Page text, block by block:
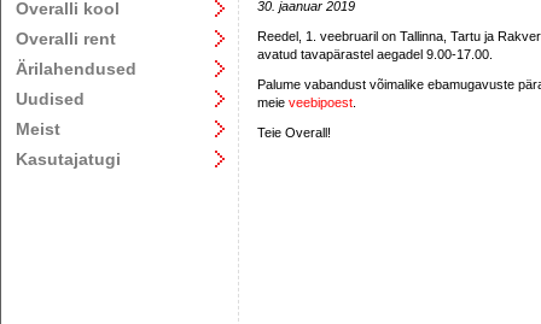
Overalli kool
Overalli rent
Ärilahendused
Uudised
Meist
Kasutajatugi
30. jaanuar 2019
Reedel, 1. veebruaril on Tallinna, Tartu ja
avatud tavapärastel aegadel 9.00-17.00.
Palume vabandust võimalike ebamugavuste
meie veebipoest
Teie Overall!